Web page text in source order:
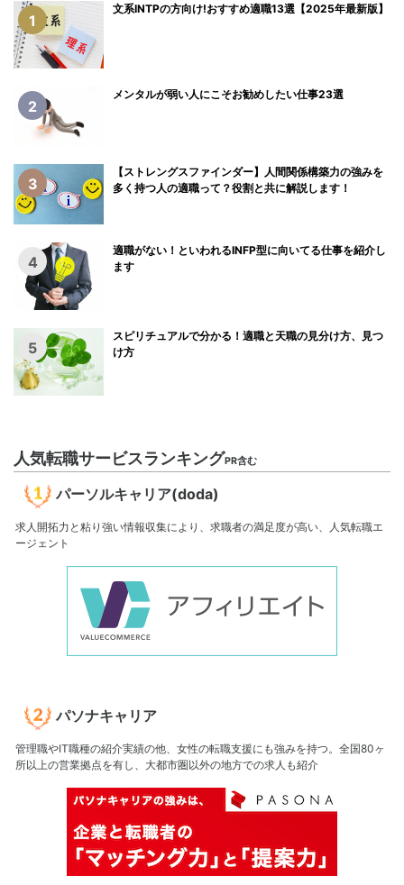
1
文系INTPの方向け!おすすめ適職13選【2025年最新版】
2
メンタルが弱い人にこそお勧めしたい仕事23選
3
【ストレングスファインダー】人間関係構築力の強みを
多く持つ人の適職って？役割と共に解説します！
4
適職がない！といわれるINFP型に向いてる仕事を紹介し
ます
5
スピリチュアルで分かる！適職と天職の見分け方、見つ
け方
人気転職サービスランキングPR含む
パーソルキャリア(doda)
求人開拓力と粘り強い情報収集により、求職者の満足度が高い、人気転職エ
ージェント
パソナキャリア
管理職やIT職種の紹介実績の他、女性の転職支援にも強みを持つ。全国80ヶ
所以上の営業拠点を有し、大都市圏以外の地方での求人も紹介